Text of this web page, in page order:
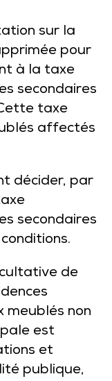
sur la
pour
à la taxe
secondaires
taxe
affectés
décider, par
secondaires
de
meublés non
est
et
publique,